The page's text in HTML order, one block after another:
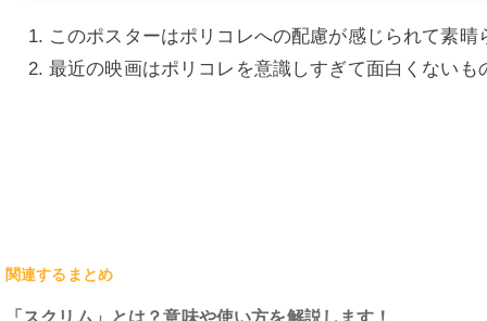
このポスターはポリコレへの配慮が感じられて素晴
最近の映画はポリコレを意識しすぎて面白くないも
関連するまとめ
「スクリム」とは？意味や使い方を解説します！